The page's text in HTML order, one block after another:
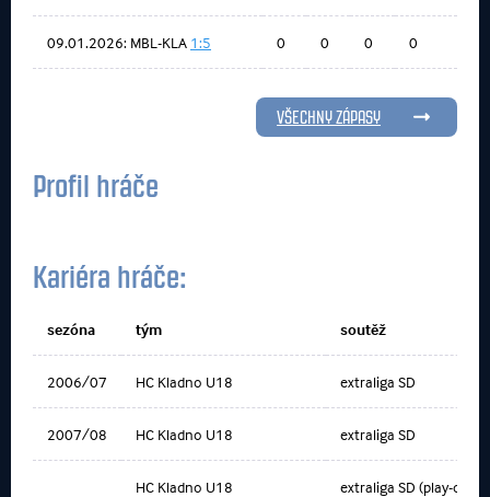
09.01.2026: MBL-KLA 1:5 0 0 0 0
VŠECHNY ZÁPASY
Profil hráče
Kariéra hráče:
sezóna tým soutěž
2006/07 HC Kladno U18 extraliga SD
2007/08 HC Kladno U18 extraliga SD
HC Kladno U18 extraliga SD (play-off)